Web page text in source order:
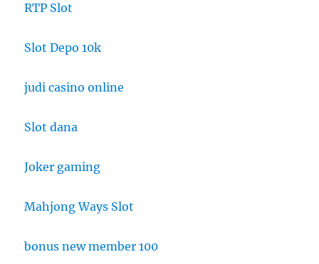
RTP Slot
Slot Depo 10k
judi casino online
Slot dana
Joker gaming
Mahjong Ways Slot
bonus new member 100